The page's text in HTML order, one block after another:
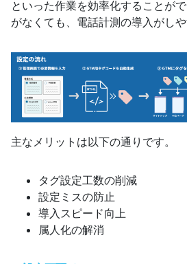
といった作業を効率化することが
がなくても、電話計測の導入がしや
主なメリットは以下の通りです。
タグ設定工数の削減
設定ミスの防止
導入スピード向上
属人化の解消